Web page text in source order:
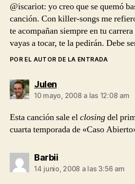
@iscariot: yo creo que se quemó
canción. Con killer-songs me
te acompañan siempre en tu
vayas a tocar, te la pedirán. Debe
POR EL AUTOR DE LA ENTRADA
Julendice:
10 mayo, 2008 a las 12:08 am
Esta canción sale elclosingdel
cuarta temporada de «Caso
Barbiidice:
14 junio, 2008 a las 3:56 am